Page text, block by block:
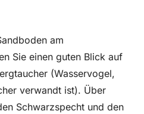
am
Sie einen guten Blick auf
(Wasservogel,
verwandt ist). Über
Schwarzspecht und den